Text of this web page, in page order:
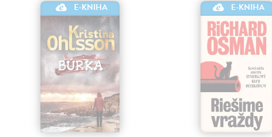
E-KNIHA E-KNIHA